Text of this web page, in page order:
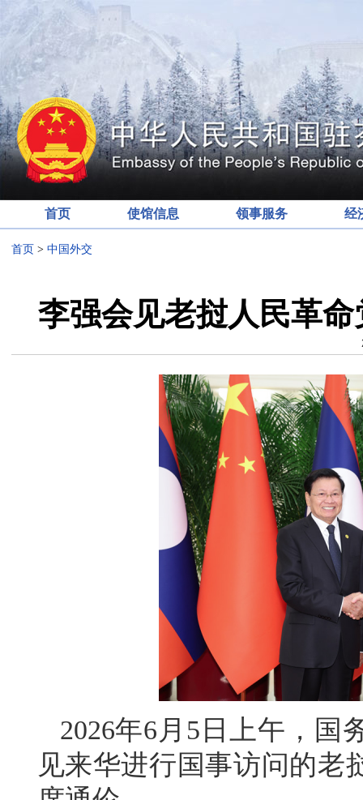
首页 使馆信息 领事服务 经
首页 > 中国外交
李强会见老挝人民革
2026年6月5日上午，国
见来华进行国事访问的老